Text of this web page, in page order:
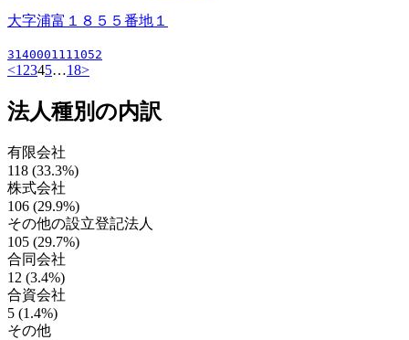
大字浦富１８５５番地１
3140001111052
<1 2345…18>
法人種別の内訳
有限会社
118 (33.3%)
株式会社
106 (29.9%)
その他の設立登記法人
105 (29.7%)
合同会社
12 (3.4%)
合資会社
5 (1.4%)
その他